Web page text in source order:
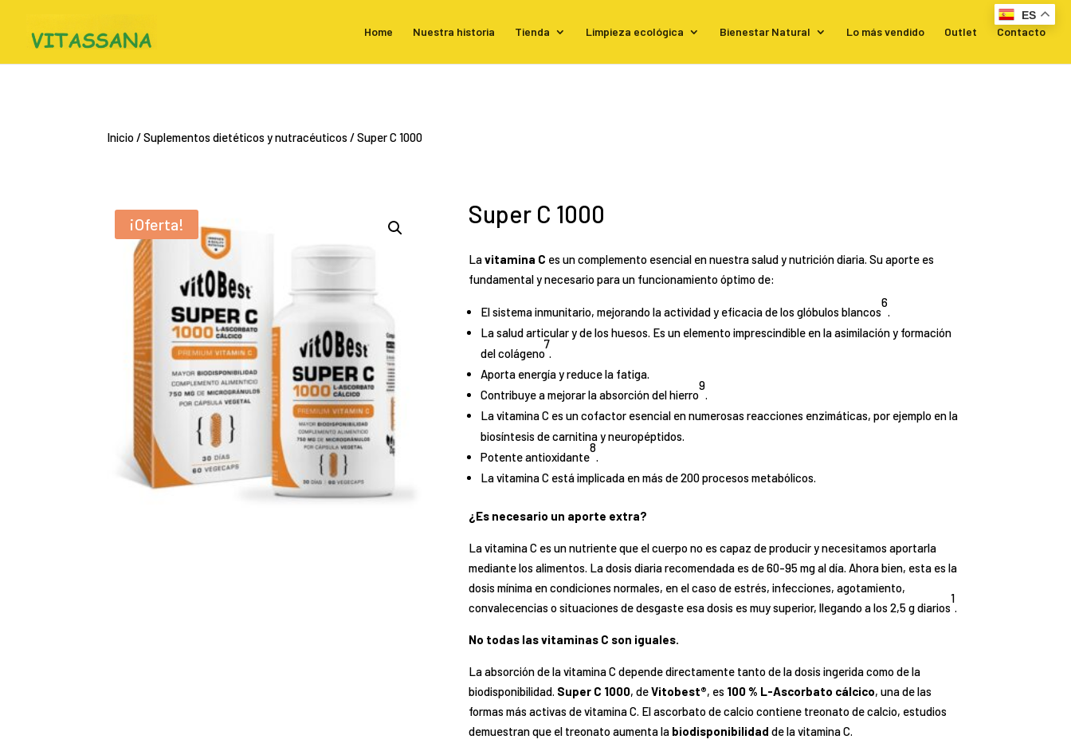
Home Nuestra historia Tienda Limpieza ecológica Bienestar Natural Lo más vendido Outlet Contacto
Inicio/Suplementos dietéticos y nutracéuticos / Super C 1000
¡Oferta! Super C 1000
Lavitamina C es un complemento esencial en nuestra salud y nutrición diaria. Su aporte es
fundamental y necesario para un funcionamiento óptimo de:
El sistema inmunitario, mejorando la actividad y eficacia de los glóbulos blancos
6
.
La salud articular y de los huesos. Es un elemento imprescindible en la asimilación y formación
del colágeno
7
.
Aporta energía y reduce la fatiga.
Contribuye a mejorar la absorción del hierro
9
.
La vitamina C es un cofactor esencial en numerosas reacciones enzimáticas, por ejemplo en la
biosíntesis de carnitina y neuropéptidos.
Potente antioxidante
8
.
La vitamina C está implicada en más de 200 procesos metabólicos.
¿Es necesario un aporte extra?
La vitamina C es un nutriente que el cuerpo no es capaz de producir y necesitamos aportarla
mediante los alimentos. La dosis diaria recomendada es de 60-95 mg al día. Ahora bien, esta es la
dosis mínima en condiciones normales, en el caso de estrés, infecciones, agotamiento,
convalecencias o situaciones de desgaste esa dosis es muy superior, llegando a los 2,5 g diarios
1
.
No todas las vitaminas C son iguales.
La absorción de la vitamina C depende directamente tanto de la dosis ingerida como de la
biodisponibilidad. Super C 1000, deVitobest®, es 100 % L-Ascorbato cálcico, una de las
formas más activas de vitamina C. El ascorbato de calcio contiene treonato de calcio, estudios
demuestran que el treonato aumenta la biodisponibilidad de la vitamina C.
ES